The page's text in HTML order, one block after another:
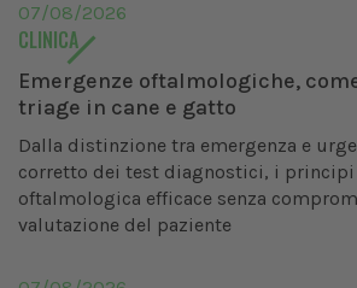
07/08/2026
CLINICA
Emergenze oftalmologiche,
triage in cane e gatto
Dalla distinzione tra emergenza e
corretto dei test diagnostici, i principi
oftalmologica efficace senza
valutazione del paziente